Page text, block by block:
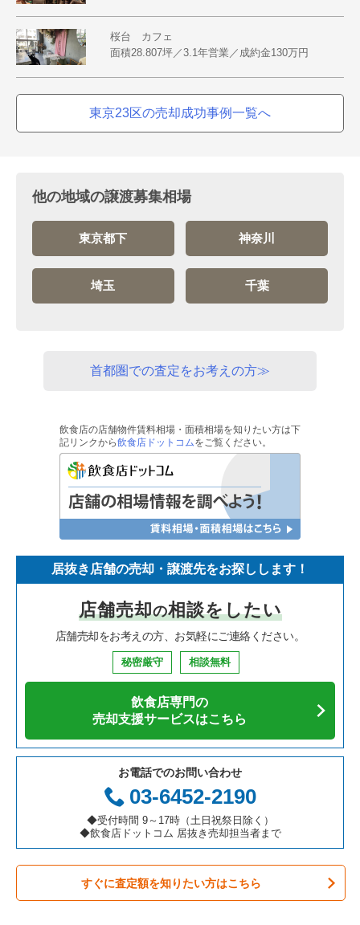
桜台 カフェ
面積28.807坪／3.1年営業／成約金130万円
東京23区の売却成功事例一覧へ
他の地域の譲渡募集相場
東京都下 神奈川
埼玉 千葉
首都圏での査定をお考えの方≫
飲食店の店舗物件賃料相場・面積相場を知りたい方は下
記リンクから飲食店ドットコムをご覧ください。
居抜き店舗の売却・譲渡先をお探しします！
店舗売却の相談をしたい
店舗売却をお考えの方、お気軽にご連絡ください。
秘密厳守 相談無料
飲食店専門の
売却支援サービスはこちら
お電話でのお問い合わせ
03-6452-2190
◆受付時間 9～17時（土日祝祭日除く）
◆飲食店ドットコム 居抜き売却担当者まで
すぐに査定額を知りたい方はこちら